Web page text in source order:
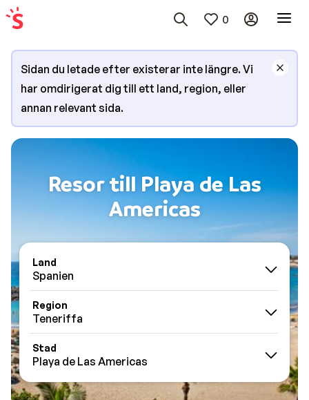
0
Sidan du letade efter existerar inte längre. Vi
har omdirigerat dig till ett land, region, eller
annan relevant sida.
Resor till Playa de Las
Americas
Land
Spanien
Region
Teneriffa
Stad
Playa de Las Americas